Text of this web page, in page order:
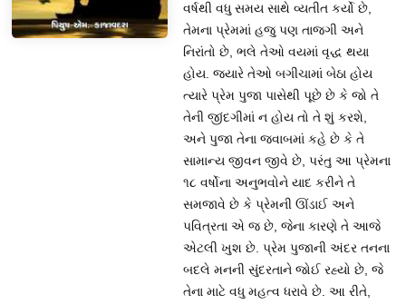
વર્ષથી વધુ સમય સાથે વ્યતીત કર્યો છે,
તેમના પ્રેમમાં હજુ પણ તાજગી અને
નિરાંતો છે, ભલે તેઓ વયમાં વૃદ્ધ થયા
હોય. જ્યારે તેઓ બગીચામાં બેઠા હોય
ત્યારે પ્રેમ પુજા પાસેથી પૂછે છે કે જો તે
તેની જીંદગીમાં ન હોય તો તે શું કરશે,
અને પુજા તેના જવાબમાં કહે છે કે તે
સામાન્ય જીવન જીવે છે, પરંતુ આ પ્રેમના
૧૮ વર્ષોના અનુભવોને યાદ કરીને તે
સમજાવે છે કે પ્રેમની ઊંડાઈ અને
પવિત્રતા એ જ છે, જેના કારણે તે આજે
એટલી ખુશ છે. પ્રેમ પુજાની અંદર તનના
બદલે મનની સુંદરતાને જોઈ રહ્યો છે, જે
તેના માટે વધુ મહત્વ ધરાવે છે. આ રીતે,